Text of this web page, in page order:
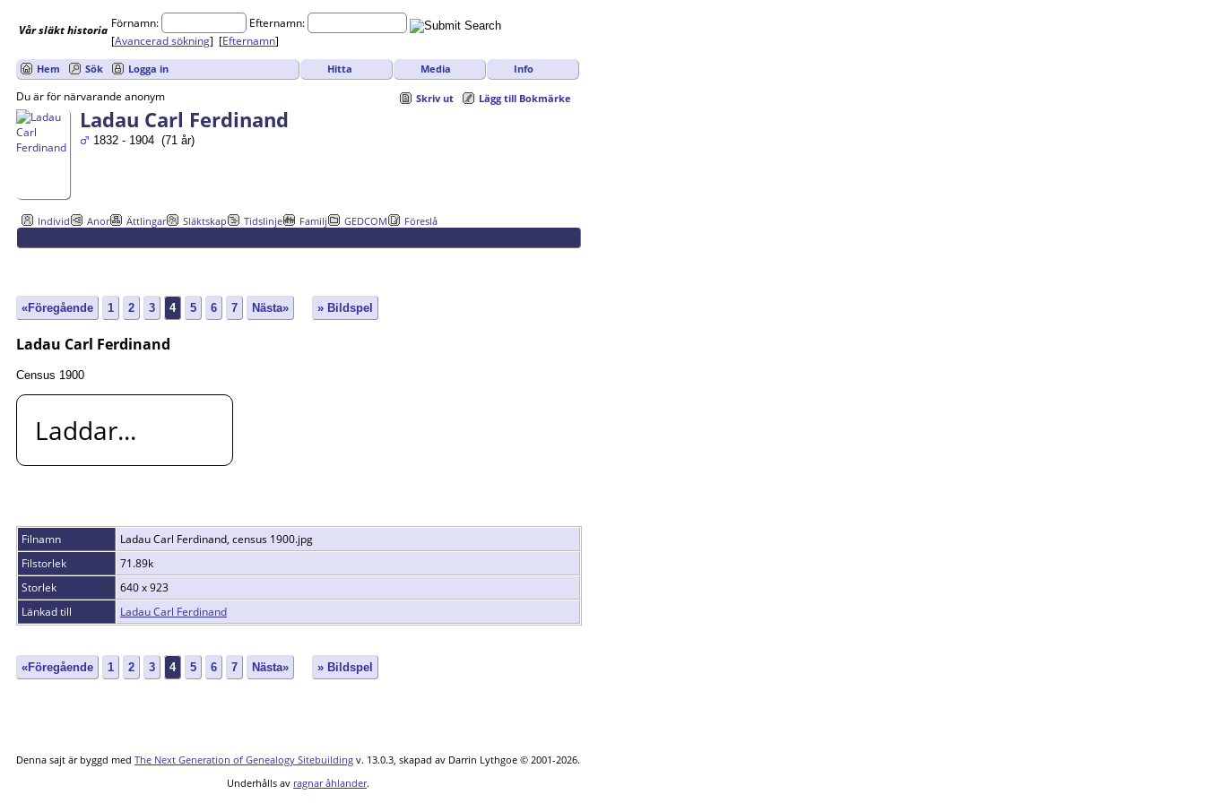
Vårsläkthistoria Förnamn:
Efternamn:
[Avancerad sökning] [Efternamn]
Hem Sök Logga in Hitta Media Info
Skriv ut Lägg till Bokmärke
Du är för närvarande anonym
Ladau Carl Ferdinand
1832 - 1904 (71 år)
Individ Anor Ättlingar Släktskap Tidslinje Familj GEDCOM Föreslå
«Föregående 1 2 3 4 5 6 7 Nästa» » Bildspel
Ladau Carl Ferdinand
Census 1900
Laddar...
Filnamn
Ladau Carl Ferdinand, census 1900.jpg
Filstorlek
71.89k
Storlek
640 x 923
Länkad till
Ladau Carl Ferdinand
«Föregående 1 2 3 4 5 6 7 Nästa» » Bildspel
Denna sajt är byggd med The Next Generation of Genealogy Sitebuilding v. 13.0.3, skapad av Darrin Lythgoe © 2001-2026.
Underhålls av ragnar åhlander.